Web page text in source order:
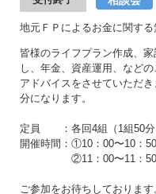
地元ＦＰによるお金に関す
皆様のライフプラン作成、
し、年金、資産運用、など
アドバイスをさせていただ
分になります。
定員 ：各回4組（1組50分
開催時間：①10：00〜10：50
②11：00〜11：50
ご参加をお待ちしております